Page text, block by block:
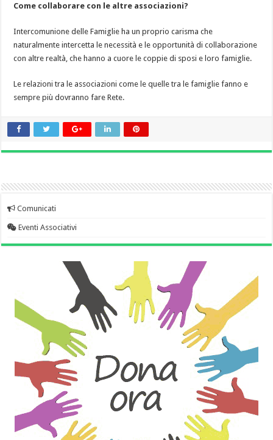
Come collaborare con le altre associazioni?
Intercomunione delle Famiglie ha un proprio carisma che
naturalmente intercetta le necessità e le opportunità di collaborazione
con altre realtà, che hanno a cuore le coppie di sposi e loro famiglie.
Le relazioni tra le associazioni come le quelle tra le famiglie fanno e
sempre più dovranno fare Rete.
Comunicati
Eventi Associativi